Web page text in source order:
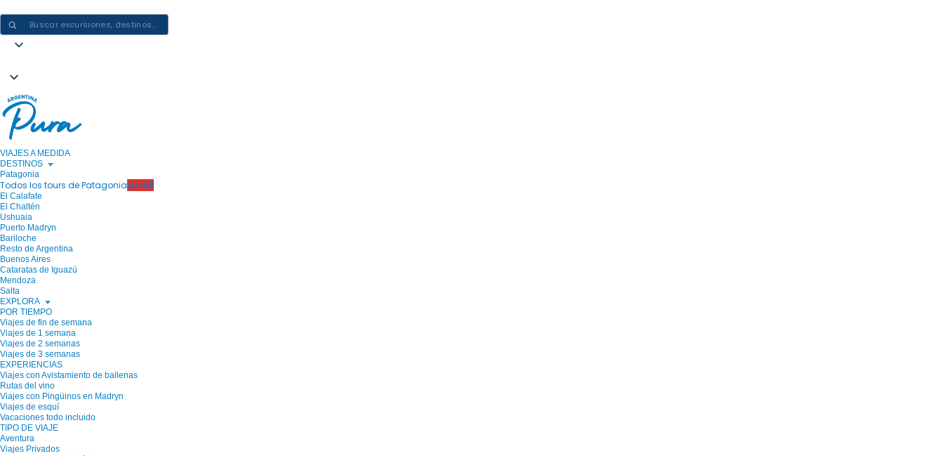
VIAJES A MEDIDA
DESTINOS
Patagonia
Todos los tours de Patagonia¡Abrid!
El Calafate
El Chaltén
Ushuaia
Puerto Madryn
Bariloche
Resto de Argentina
Buenos Aires
Cataratas de Iguazú
Mendoza
Salta
EXPLORA
POR TIEMPO
Viajes de fin de semana
Viajes de 1 semana
Viajes de 2 semanas
Viajes de 3 semanas
EXPERIENCIAS
Viajes con Avistamiento de ballenas
Rutas del vino
Viajes con Pingüinos en Madryn
Viajes de esquí
Vacaciones todo incluido
TIPO DE VIAJE
Aventura
Viajes Privados